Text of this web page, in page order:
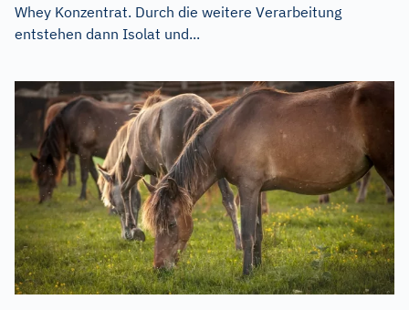
Whey Konzentrat. Durch die weitere Verarbeitung
entstehen dann Isolat und...